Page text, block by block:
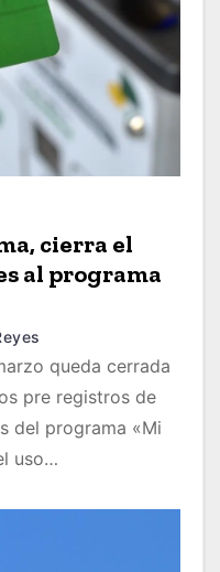
cierra el
al programa
queda cerrada
pre registros de
del programa «Mi
uso…